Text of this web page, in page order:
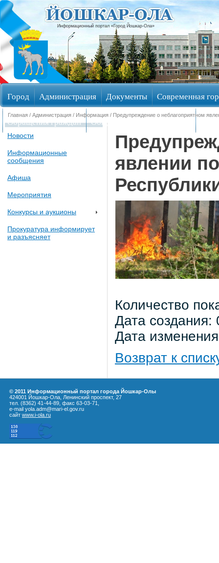
Информационный портал «Город Йошкар-Ола»
Город Администрация Документы Современная
Обращения граждан Общественные обсуждения
Главная / Администрация / Информация / Предупреждение о неблагоприятном
Новости
Информационные
сообщения
Афиша
Мероприятия
Конкурсы и аукционы
Прокуратура информирует
и разъясняет
явлении
Количество
Дата
Дата
Возврат к
© 2011 Информационный портал города Йошкар-Олы
424001 Йошкар-Ола, Ленинский проспект, 27
тел. (8362) 41-44-89, факс 63-03-71,
e-mail yola.adm@mari-el.gov.ru
сайт www.i-ola.ru